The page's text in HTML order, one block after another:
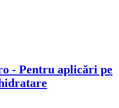
- Pentru aplicări pe